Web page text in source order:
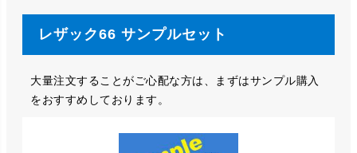
レザック66 サンプルセット
大量注文することがご心配な方は、まずはサンプル購入
をおすすめしております。